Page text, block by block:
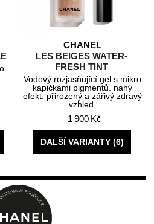
CHANEL
LES BEIGES WATER-
FRESH TINT
Vodový rozjasňující gel s mikro
kapičkami pigmentů. nahý
efekt. přirozený a zářivý zdravý
vzhled.
1 900 Kč
DALŠÍ VARIANTY (6)